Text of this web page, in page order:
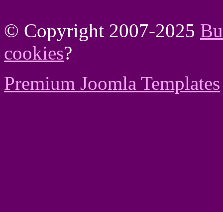
© Copyright 2007-2025
cookies?
Premium Joomla Templates